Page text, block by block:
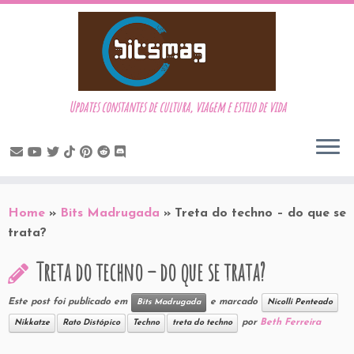
to
content
Updates constantes de cultura, viagem e estilo de vida
Home » Bits Madrugada » Treta do techno – do que se
trata?
Treta do techno – do que se trata?
Este post foi publicado em Bits Madrugada e marcado Nicolli Penteado
Nikkatze Rato Distópico Techno treta do techno por Beth Ferreira